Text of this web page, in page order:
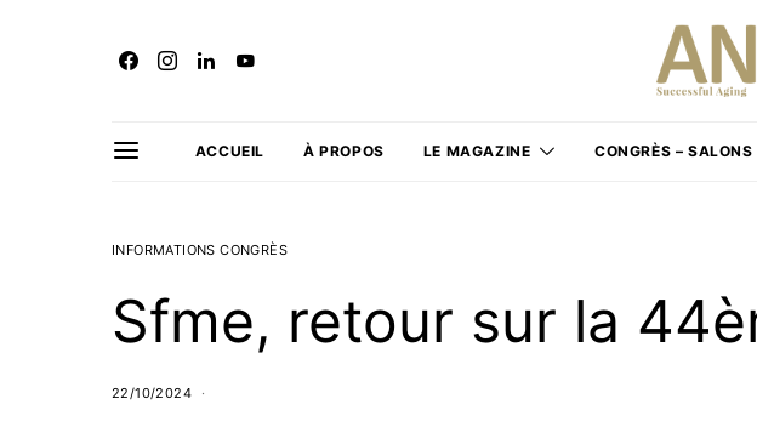
ACCUEIL À PROPOS LE MAGAZINE CONGRÈS – SALONS
INFORMATIONS CONGRÈS
Sfme, retour sur la
22/10/2024